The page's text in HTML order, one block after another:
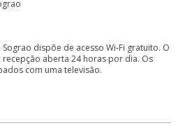
dispõe de acesso Wi-Fi gratuito. O
aberta 24 horas por dia. Os
com uma televisão.